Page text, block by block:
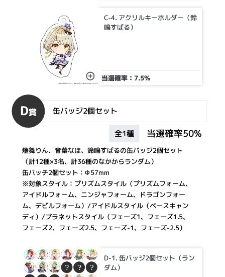
当選確率：7.5%
C-4. アクリルキーホルダー（鈴
鳴すばる）
D賞 缶バッジ2個セット
全1種 当選確率50%
燈舞りん、音葉なほ、鈴鳴すばるの缶バッジ2個セット
（計12種×3名、計36種のなかからランダム）
缶バッチ2個セット：Φ57mm
※対象スタイル：プリズムスタイル（プリズムフォーム、
アイドルフォーム、ニンジャフォーム、ドラゴンフォー
ム、デビルフォーム）/アイドルスタイル（ベースキャン
ディ）/プラネットスタイル（フェーズ1、フェーズ1.5、
フェーズ2、フェーズ2.5、フェーズ-1、フェーズ-2.5）
D-1. 缶バッジ2個セット（ラン
ダム）